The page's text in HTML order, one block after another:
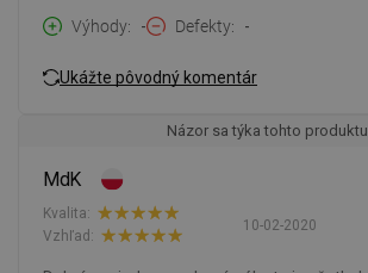
Výhody
- Defekty -
Ukážte pôvodný komentár
Názor sa týka tohto produktu
MdK
10-02-2020
Kvalita:
Vzhľad: